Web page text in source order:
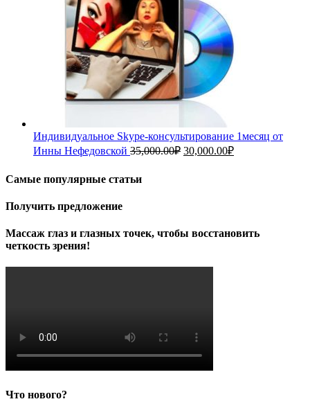
Индивидуальное Skype-консультирование 1месяц от
Инны Нефедовской 35,000.00₽ Первоначальная
30,000.00₽Текущая
Самые популярные статьи
Получить предложение
Массаж глаз и глазных точек, чтобы восстановить
четкость зрения!
Что нового?